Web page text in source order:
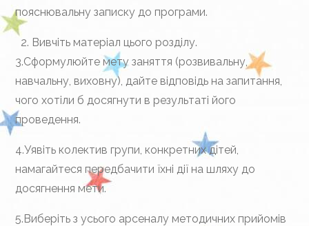
пояснювальну записку до програми.
Вивчіть матеріал цього розділу.
3.Сформулюйте мету заняття (розвивальну,
навчальну, виховну), дайте відповідь на запитання,
чого хотіли б досягнути в результаті його
проведення.
4.Уявіть колектив групи, конкретних дітей,
намагайтеся передбачити їхні дії на шляху до
досягнення мети.
5.Виберіть з усього арсеналу методичних прийомів